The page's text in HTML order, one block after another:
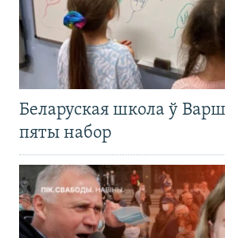
Беларуская школа ў
пяты набор